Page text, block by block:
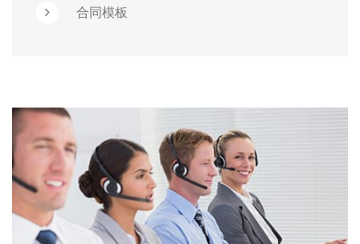
合同模板